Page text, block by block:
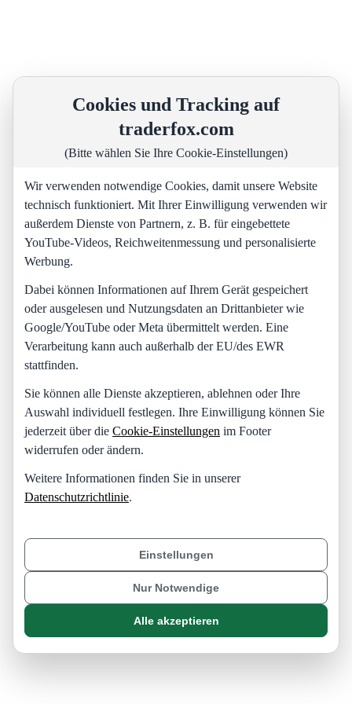
Cookies und Tracking auf
traderfox.com
(Bitte wählen Sie Ihre Cookie-Einstellungen)
Wir verwenden notwendige Cookies, damit unsere Website
technisch funktioniert. Mit Ihrer Einwilligung verwenden wir
außerdem Dienste von Partnern, z. B. für eingebettete
YouTube-Videos, Reichweitenmessung und personalisierte
Werbung.
Dabei können Informationen auf Ihrem Gerät gespeichert
oder ausgelesen und Nutzungsdaten an Drittanbieter wie
Google/YouTube oder Meta übermittelt werden. Eine
Verarbeitung kann auch außerhalb der EU/des EWR
stattfinden.
Sie können alle Dienste akzeptieren, ablehnen oder Ihre
Auswahl individuell festlegen. Ihre Einwilligung können Sie
jederzeit über die Cookie-Einstellungen im Footer
widerrufen oder ändern.
Weitere Informationen finden Sie in unserer
Datenschutzrichtlinie.
Einstellungen
Nur Notwendige
Alle akzeptieren